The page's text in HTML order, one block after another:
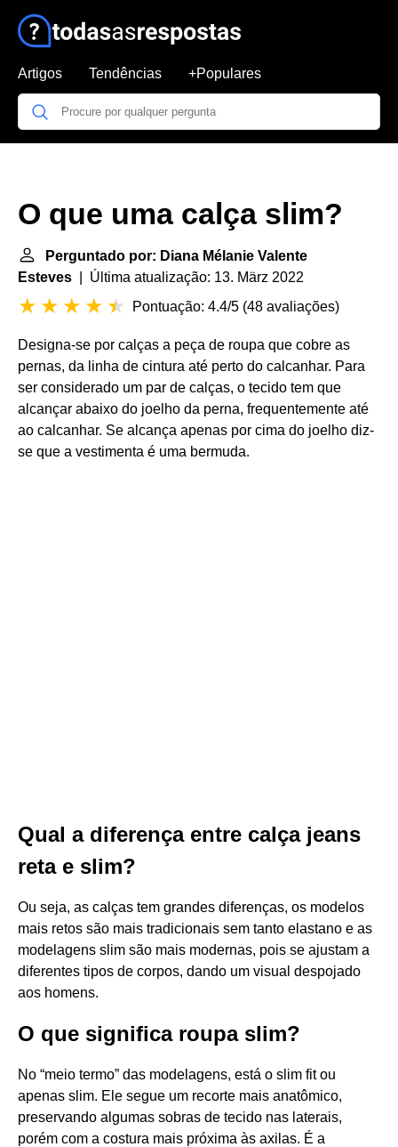
Artigos Tendências +Populares
O que uma calça slim?
Perguntado por: Diana Mélanie Valente
Esteves | Última atualização: 13. März 2022
Pontuação: 4.4/5 (48 avaliações)
Designa-se por calças a peça de roupa que cobre as
pernas, da linha de cintura até perto do calcanhar. Para
ser considerado um par de calças, o tecido tem que
alcançar abaixo do joelho da perna, frequentemente até
ao calcanhar. Se alcança apenas por cima do joelho diz-
se que a vestimenta é uma bermuda.
Qual a diferença entre calça jeans
reta e slim?
Ou seja, as calças tem grandes diferenças, os modelos
mais retos são mais tradicionais sem tanto elastano e as
modelagens slim são mais modernas, pois se ajustam a
diferentes tipos de corpos, dando um visual despojado
aos homens.
O que significa roupa slim?
No “meio termo” das modelagens, está o slim fit ou
apenas slim. Ele segue um recorte mais anatômico,
preservando algumas sobras de tecido nas laterais,
porém com a costura mais próxima às axilas. É a